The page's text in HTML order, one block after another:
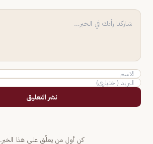
نشر التعليق
كن أول من يعلّق على هذا الخبر.